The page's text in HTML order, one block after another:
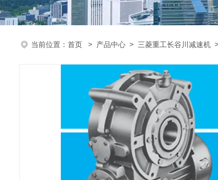
当前位置： 首页 > 产品中心 > 三菱重工长谷川减速机